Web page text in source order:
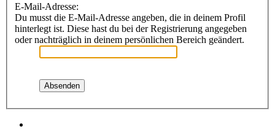
E-Mail-Adresse:
Du musst die E-Mail-Adresse angeben, die in deinem Profil
hinterlegt ist. Diese hast du bei der Registrierung angegeben
oder nachträglich in deinem persönlichen Bereich geändert.